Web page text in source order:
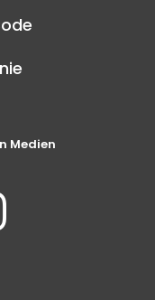
Medien